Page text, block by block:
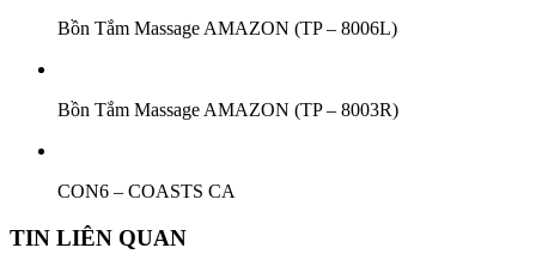
Bồn Tắm Massage AMAZON (TP – 8006L)
Bồn Tắm Massage AMAZON (TP – 8003R)
CON6 – COASTS CA
TIN LIÊN QUAN